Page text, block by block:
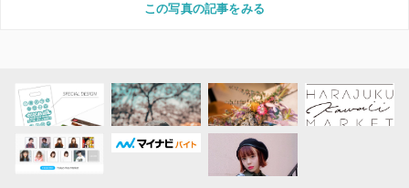
この写真の記事をみる